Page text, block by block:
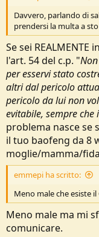
Davvero, parlando di
prendersi la multa a
Se sei
l'art. 54 del c.p. "
per esservi stato
altri dal pericolo
pericolo da lui non
evitabile, sempre
problema nasce se
il tuo baofeng da 8
moglie/mamma/
emmepi ha scritto:
Meno male che esiste il
Meno male ma mi
comunicare.